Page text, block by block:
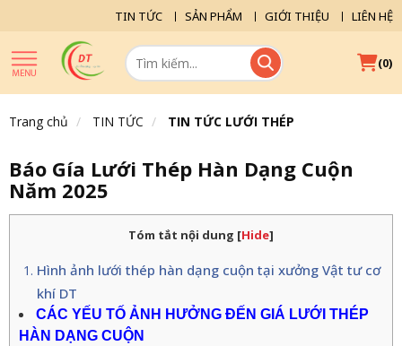
TIN TỨC SẢN PHẨM GIỚI THIỆU LIÊN HỆ
(0)
Trang chủ TIN TỨC TIN TỨC LƯỚI THÉP
Báo Gía Lưới Thép Hàn Dạng Cuộn
Năm 2025
Tóm tắt nội dung [Hide]
Hình ảnh lưới thép hàn dạng cuộn tại xưởng Vật tư cơ
khí DT
CÁC YẾU TỐ ẢNH HƯỞNG ĐẾN GIÁ LƯỚI THÉP
HÀN DẠNG CUỘN